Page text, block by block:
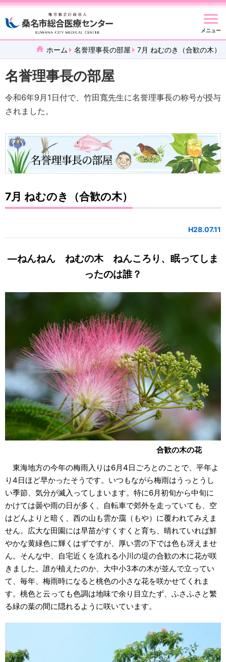
メニュー
ホーム 名誉理事長の部屋 7月 ねむのき（合歓の木）
名誉理事長の部屋
令和6年9月1日付で、竹田寬先生に名誉理事長の称号が授与
されました。
7月 ねむのき（合歓の木）
H28.07.11
―ねんねん ねむの木 ねんころり、眠ってしま
ったのは誰？
合歓の木の花
東海地方の今年の梅雨入りは6月4日ごろとのことで、平年よ
り4日ほど早かったそうです。いつもながら梅雨はうっとうし
い季節、気分が滅入ってしまいます。特に6月初旬から中旬に
かけては曇や雨の日が多く、自転車で郊外を走っていても、空
はどんよりと暗く、西の山も雲か靄（もや）に覆われてみえま
せん。広大な田園には早苗がすくすくと育ち、晴れていれば鮮
やかな黄緑色に輝くはずですが、厚い雲の下では色も冴えませ
ん。そんな中、自宅近くを流れる小川の堤の合歓の木に花が咲
きました。誰が植えたのか、大中小3本の木が並んで立ってい
て、毎年、梅雨時になると桃色の小さな花を咲かせてくれま
す。桃色と云っても色調は地味で余り目立たず、ふさふさと繁
る緑の葉の間に隠れるように咲いています。